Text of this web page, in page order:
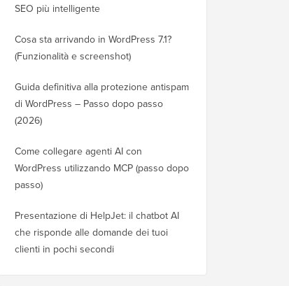
SEO più intelligente
Cosa sta arrivando in WordPress 7.1?
(Funzionalità e screenshot)
Guida definitiva alla protezione antispam
di WordPress – Passo dopo passo
(2026)
Come collegare agenti AI con
WordPress utilizzando MCP (passo dopo
passo)
Presentazione di HelpJet: il chatbot AI
che risponde alle domande dei tuoi
clienti in pochi secondi